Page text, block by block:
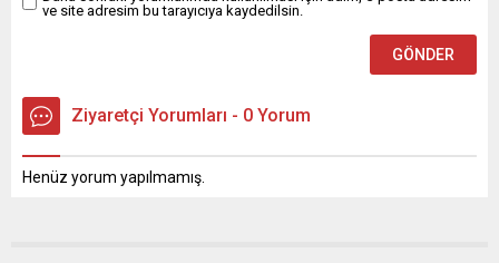
ve site adresim bu tarayıcıya kaydedilsin.
Ziyaretçi Yorumları - 0 Yorum
Henüz yorum yapılmamış.